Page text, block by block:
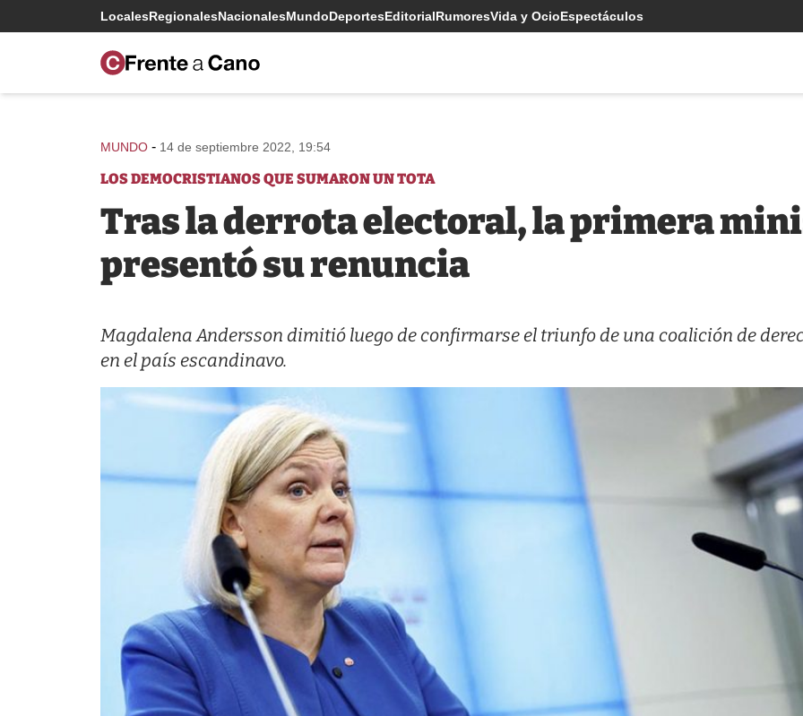
LocalesRegionalesNacionalesMundoDeportesEditorialRumoresVida y OcioEspectáculos
MUNDO - 14 de septiembre 2022, 19:54
LOS DEMOCRISTIANOS QUE SUMARON UN TOTA
Tras la derrota electoral, la primera
presentó su renuncia
Magdalena Andersson dimitió luego de confirmarse el triunfo de una coalición de
en el país escandinavo.